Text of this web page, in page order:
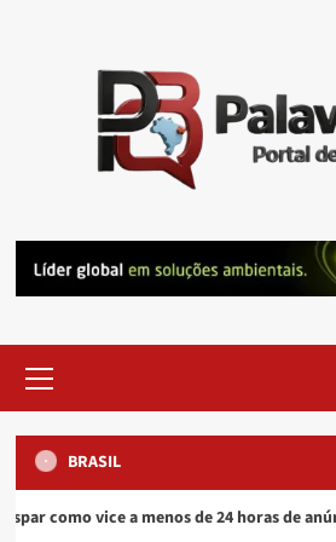
Menu
BRASIL
a menos de 24 horas de anúncio
Últimas Notícias